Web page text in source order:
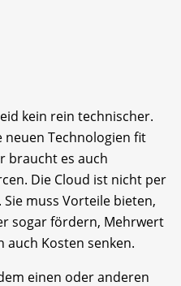
kein rein technischer.
neuen Technologien fit
braucht es auch
Die Cloud ist nicht per
muss Vorteile bieten,
sogar fördern, Mehrwert
Kosten senken.
einen oder anderen